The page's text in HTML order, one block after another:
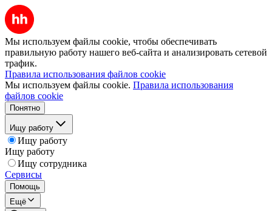
Мы используем файлы cookie, чтобы обеспечивать
правильную работу нашего веб-сайта и анализировать сетевой
трафик.
Правила использования файлов cookie
Мы используем файлы cookie. Правила использования
файлов cookie
Понятно
Ищу работу
Ищу работу
Ищу работу
Ищу сотрудника
Сервисы
Помощь
Ещё